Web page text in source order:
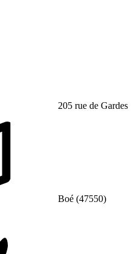
205 rue de Gardes
Boé (47550)